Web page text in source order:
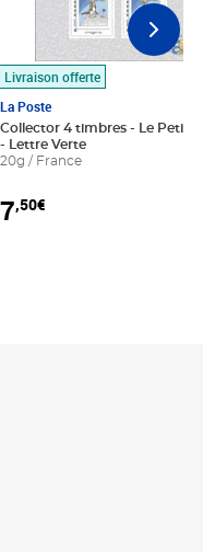
au panier
Livraison offerte
La Poste
Collector 4 timbres - Le Petit
- Lettre Verte
20g / France
7,50€